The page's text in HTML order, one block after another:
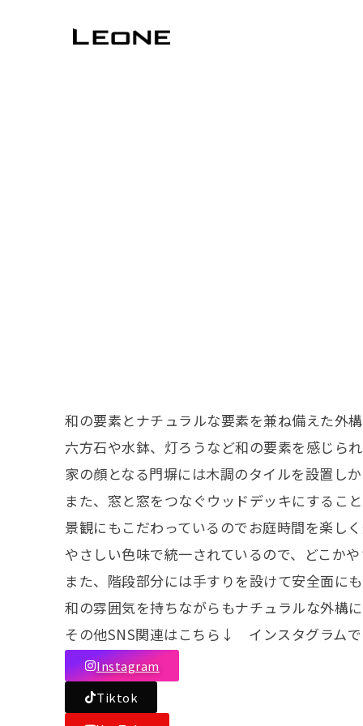
和の要素とナチュラルな要素を兼ね備えた外構
六方石や水鉢、灯ろうなど和の要素を感じら
家の顔となる門塀には木調のタイルを設置し
また、窓と窓をつなぐウッドデッキにするこ
景観にもこだわっているのでお庭時間を楽しく
やさしい色味で統一されているので、どこかや
また、階段部分には手すりを設けて安全面にも
和の雰囲気を持ちながらもナチュラルな外構に
その他SNS関連はこちら↓ インスタグラムで
Instagram
Tiktok